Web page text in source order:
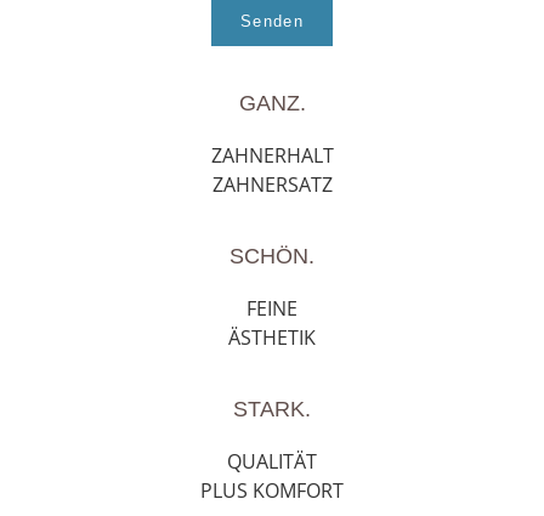
Senden
GANZ.
ZAHNERHALT
ZAHNERSATZ
SCHÖN.
FEINE
ÄSTHETIK
STARK.
QUALITÄT
PLUS KOMFORT